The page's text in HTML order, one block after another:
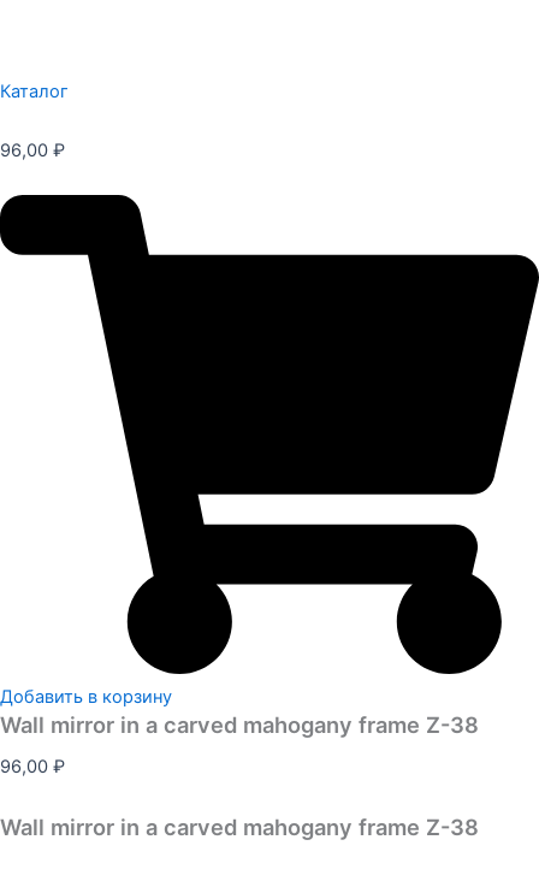
Каталог
96,00 ₽
Добавить в корзину
Wall mirror in a carved mahogany frame Z-38
96,00 ₽
Wall mirror in a carved mahogany frame Z-38